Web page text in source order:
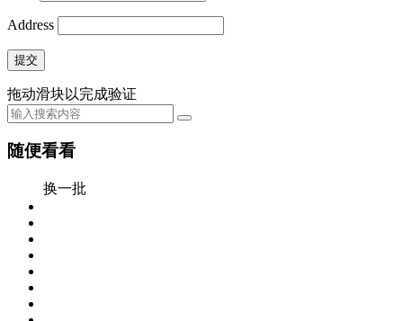
Address
提交
拖动滑块以完成验证
随便看看
换一批